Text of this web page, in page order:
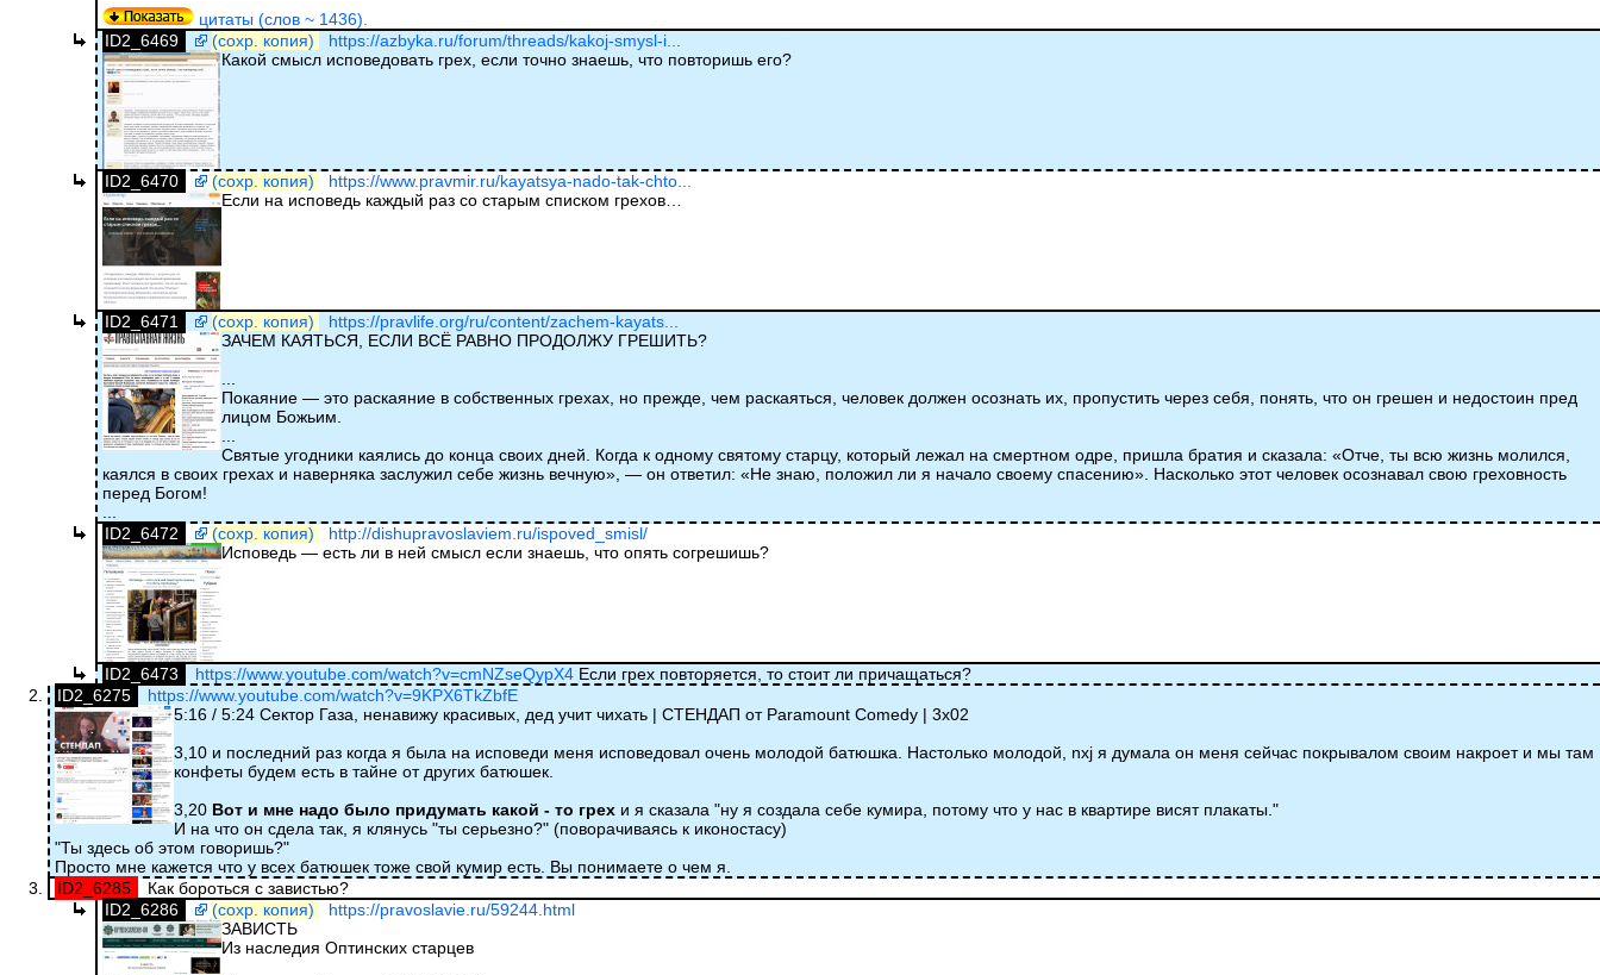
цитаты (слов ~ 1436).
ID2_6469
(сохр. копия)
https://azbyka.ru/forum/threads/kakoj-smysl-i...
Какой смысл исповедовать грех, если точно знаешь, что повторишь его?
ID2_6470 (сохр. копия)
https://www.pravmir.ru/kayatsya-nado-tak-chto...
Если на исповедь каждый раз со старым списком грехов…
ID2_6471 (сохр. копия)
https://pravlife.org/ru/content/zachem-kayats...
ЗАЧЕМ КАЯТЬСЯ, ЕСЛИ ВСЁ РАВНО ПРОДОЛЖУ ГРЕШИТЬ?
...
Покаяние — это раскаяние в собственных грехах, но прежде, чем раскаяться, человек должен осознать их, пропустить через себя, понять, что он грешен и недостоин пред
лицом Божьим.
...
Святые угодники каялись до конца своих дней. Когда к одному святому старцу, который лежал на смертном одре, пришла братия и сказала: «Отче, ты всю жизнь молился,
каялся в своих грехах и наверняка заслужил себе жизнь вечную», — он ответил: «Не знаю, положил ли я начало своему спасению». Насколько этот человек осознавал свою греховность
перед Богом!
...
ID2_6472
(сохр. копия)
http://dishupravoslaviem.ru/ispoved_smisl/
Исповедь — есть ли в ней смысл если знаешь, что опять согрешишь?
ID2_6473 https://www.youtube.com/watch?v=cmNZseQypX4 Если грех повторяется, то стоит ли причащаться?
ID2_6275
https://www.youtube.com/watch?v=9KPX6TkZbfE
5:16 / 5:24 Сектор Газа, ненавижу красивых, дед учит чихать | СТЕНДАП от Paramount Comedy | 3х02
3,10 и последний раз когда я была на исповеди меня исповедовал очень молодой батюшка. Настолько молодой, nxj я думала он меня сейчас покрывалом своим накроет и мы там
конфеты будем есть в тайне от других батюшек.
3,20 Вот и мне надо было придумать какой - то грех и я сказала "ну я создала себе кумира, потому что у нас в квартире висят плакаты."
И на что он сдела так, я клянусь "ты серьезно?" (поворачиваясь к иконостасу)
"Ты здесь об этом говоришь?"
Просто мне кажется что у всех батюшек тоже свой кумир есть. Вы понимаете о чем я.
ID2_6285
Как бороться с завистью?
ID2_6286
(сохр. копия)
https://pravoslavie.ru/59244.html
ЗАВИСТЬ
Из наследия Оптинских старцев